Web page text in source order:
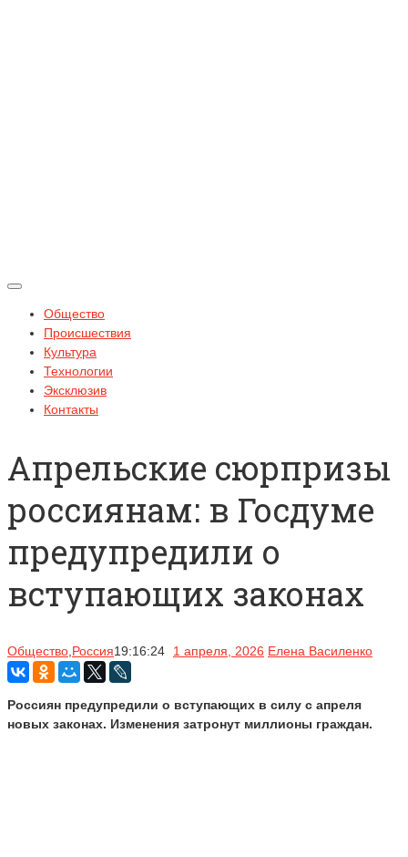
Общество
Происшествия
Культура
Технологии
Эксклюзив
Контакты
Апрельские сюрпризы
россиянам: в Госдуме
предупредили о
вступающих законах
Общество Россия19:16:24 1 апреля, 2026 Елена Василенко
Россиян предупредили о вступающих в силу с апреля
новых законах. Изменения затронут миллионы граждан.